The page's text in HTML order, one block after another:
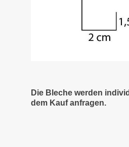
Die Bleche werden
dem Kauf anfragen.